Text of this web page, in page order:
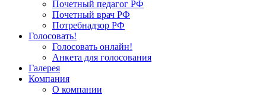
Почетный педагог РФ
Почетный врач РФ
Потребнадзор РФ
Голосовать!
Голосовать онлайн!
Анкета для голосования
Галерея
Компания
О компании